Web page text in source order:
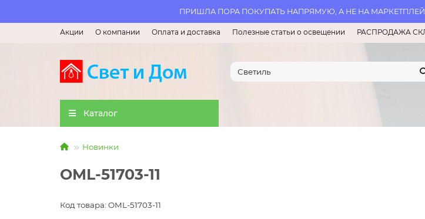
ПРИШЛА ПОРА ПОКУПАТЬ НАПРЯМУЮ, А НЕ НА
Акции О компании Оплата и доставка Полезные статьи о освещении РАСПРОДАЖА
Каталог
Новинки
OML-51703-11
Код товара: OML-51703-11